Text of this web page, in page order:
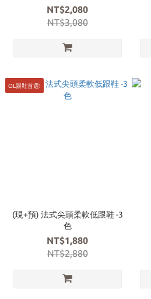
NT$2,080
NT$3,080
OL跟鞋首選!
(現+預) 法式尖頭柔軟低跟鞋 -3
色
NT$1,880
NT$2,880